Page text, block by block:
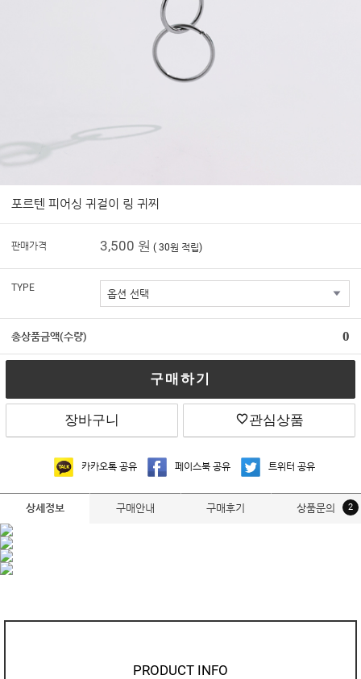
포르텐 피어싱 귀걸이 링 귀찌
판매가격 3,500 원 ( 30원 적립)
TYPE
총상품금액(수량) 0
구매하기
장바구니 관심상품
카카오톡 공유 페이스북 공유 트위터 공유
상세정보 구매안내 구매후기 2
상품문의
PRODUCT INFO